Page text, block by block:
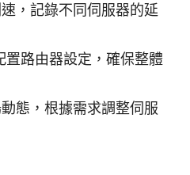
，記錄不同伺服器的延
置路由器設定，確保整體
態，根據需求調整伺服